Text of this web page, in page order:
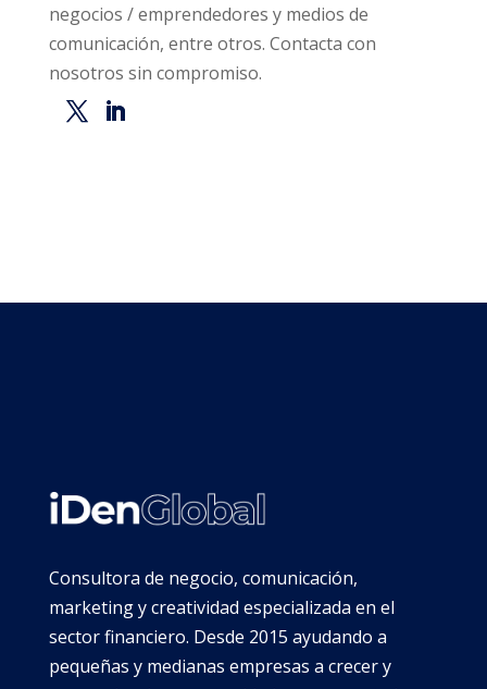
negocios / emprendedores y medios de
comunicación, entre otros. Contacta con
nosotros sin compromiso.
Consultora de negocio, comunicación,
marketing y creatividad especializada en el
sector financiero. Desde 2015 ayudando a
pequeñas y medianas empresas a crecer y